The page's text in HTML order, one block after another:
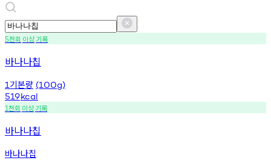
5천회 이상기록
바나나칩
1 기본량 (100g)
519kcal
1천회 이상기록
바나나칩
바나나칩